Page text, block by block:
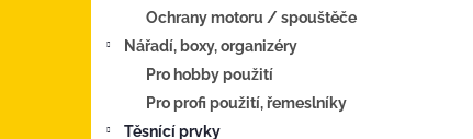
Ochrany motoru / spouštěče
Nářadí, boxy, organizéry
Pro hobby použití
Pro profi použití, řemeslníky
Těsnící prvky